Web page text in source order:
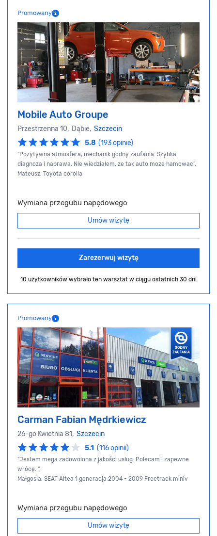
Promowany
Mobile Auto Groupe
Przestrzenna 10, Dąbie, Szczecin
5.8 (193 opinie)
"Pozytywna atmosfera, mechanik godny zaufania. Szybka
diagnoza i naprawa. Nie wiedziałem, ze tak auto moze hamowac",
Mateusz, Toyota corolla
Wymiana przegubu napędowego
Umów wizytę
Zarezerwuj wizytę
10 użytkowników wybrało ten warsztat w ciągu ostatnich 30 dni
Promowany
Carman Fabian Mędrkiewicz
26-go Kwietnia 81, Szczecin
5.1 (116 opinii)
"Jestem mega zadowolona z jakości usług. Polecam i zapewne
wrócę. ",
Małgosia, SEAT Altea 1 generacja 2004 - 2009 Freetrack miniv
Wymiana przegubu napędowego
Umów wizytę